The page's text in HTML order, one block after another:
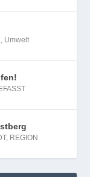
, Umwelt
, REGION